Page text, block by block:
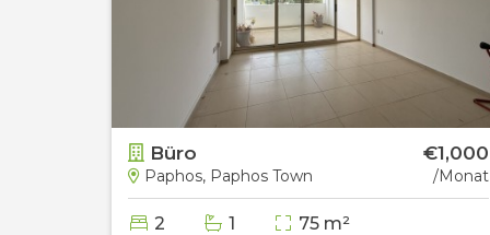
Büro
Paphos, Paphos Town
€1,000
/Monat
2 1 75 m²